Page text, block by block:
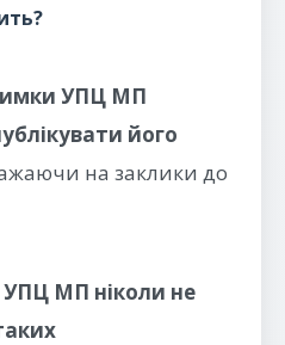
УПЦ МП
його
на заклики до
МП ніколи не